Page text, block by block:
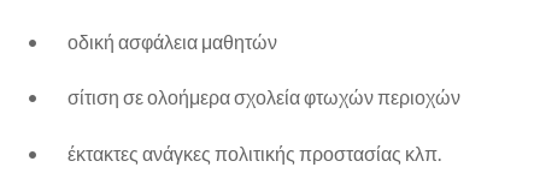
• οδική ασφάλεια μαθητών
• σίτιση σε ολοήμερα σχολεία φτωχών περιοχών
• έκτακτες ανάγκες πολιτικής προστασίας κλπ.